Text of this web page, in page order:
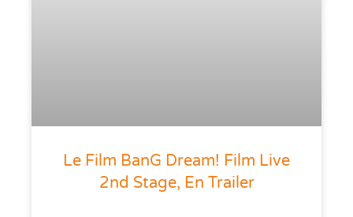
Le Film BanG Dream! Film Live
2nd Stage, En Trailer